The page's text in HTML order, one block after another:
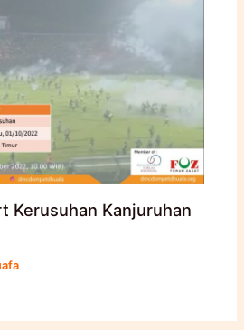
Kerusuhan Kanjuruhan